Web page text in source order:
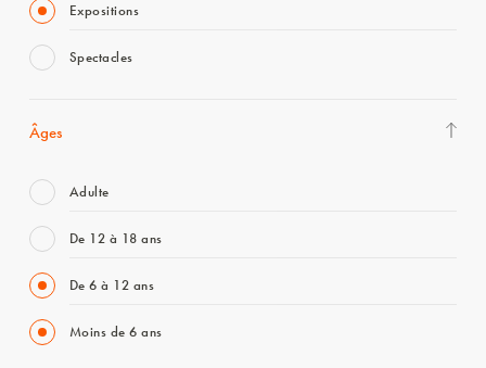
Expositions
Spectacles
Âges
Adulte
De 12 à 18 ans
De 6 à 12 ans
Moins de 6 ans